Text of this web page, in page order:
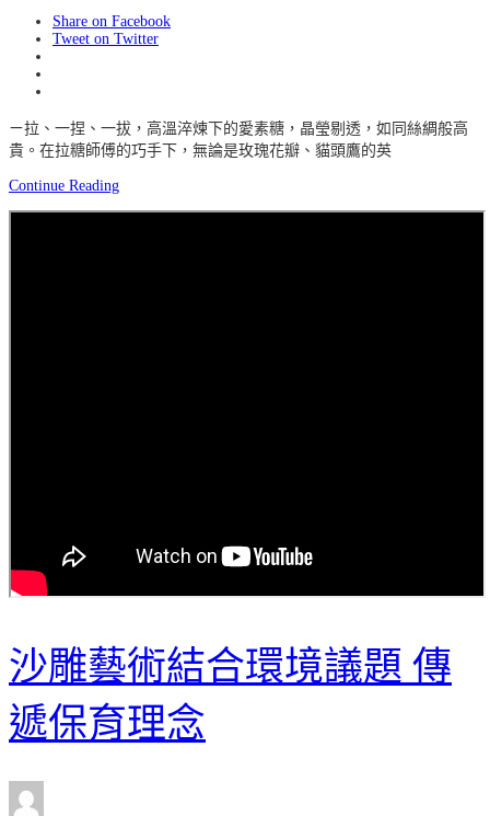
Share on Facebook
Tweet on Twitter
ㄧ拉、一捏、一拔，高溫淬煉下的愛素糖，晶瑩剔透，如同絲綢般高
貴。在拉糖師傅的巧手下，無論是玫瑰花瓣、貓頭鷹的英
Continue Reading
沙雕藝術結合環境議題 傳
遞保育理念